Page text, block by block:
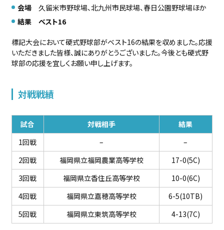
会場久留米市野球場、北九州市民球場、春日公園野球場ほか
結果
ベスト16
標記大会において硬式野球部がベスト16の結果を収めました。応援
いただきました皆様、誠にありがとうございました。今後とも硬式野
球部の応援を宜しくお願い申し上げます。
対戦戦績
試合 対戦相手
結果
1回戦
–
–
2回戦
福岡県立福岡農業高等学校
17-0(5C)
3回戦
福岡県立香住丘高等学校
10-0(6C)
4回戦
福岡県立嘉穂高等学校
6-5(10TB)
5回戦
福岡県立東筑高等学校 4-13(7C)